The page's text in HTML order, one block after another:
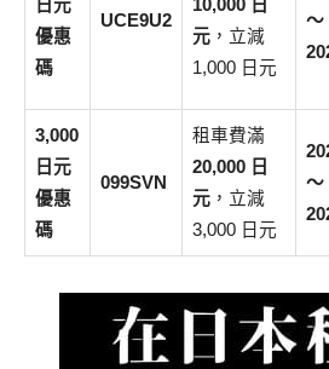
日元
優惠
碼
UCE9U2
10,000 日
元 ，立減
1,000 日元
～
3,000
日元
優惠
碼
099SVN
租車費滿
20,000 日
元 ，立減
3,000 日元
～